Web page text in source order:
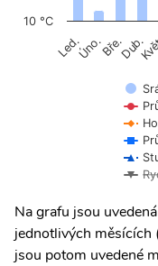
Led.Úno.Bře.Dub.
10 °C
Na grafu jsou
jednotlivých měsících
jsou potom uvedené